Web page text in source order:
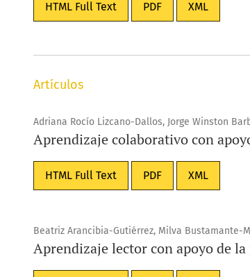
HTML Full Text PDF XML
Artículos
Adriana Rocío Lizcano-Dallos, Jorge Winston
Aprendizaje colaborativo con
HTML Full Text PDF XML
Beatriz Arancibia-Gutiérrez, Milva Bustamante-
Aprendizaje lector con apoyo de